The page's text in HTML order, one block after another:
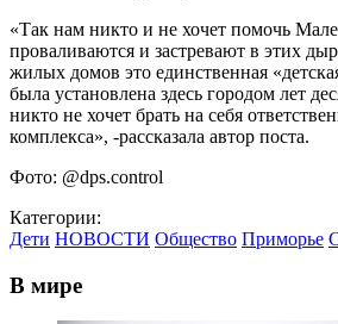
«Так нам никто и не хочет помочь
проваливаются и застревают в этих
жилых домов это единственная
была установлена здесь городом лет
никто не хочет брать на себя
комплекса», -рассказала автор поста.
Фото: @dps.control
Категории:
Дети НОВОСТИ Общество Приморье
В мире